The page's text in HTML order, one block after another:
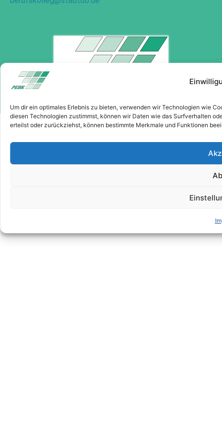
Um dir ein optimales Erlebnis zu bieten, verwenden wir Technologien wie
diesen Technologien zustimmst, können wir Daten wie das Surfverhalten
erteilst oder zurückziehst, können bestimmte Merkmale und Funktionen
© 2026 Paul-Ehrlich-Berufskolleg